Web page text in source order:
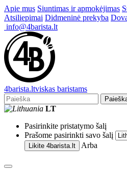
Apie mus Siuntimas ir apmokėjimas
Atsiliepimai Didmeninė prekyba
info@4barista.lt
4barista.ltviskas baristams
LT
Pasirinkite pristatymo šalį
Prašome pasirinkti savo šalį
Likite 4barista.lt Arba